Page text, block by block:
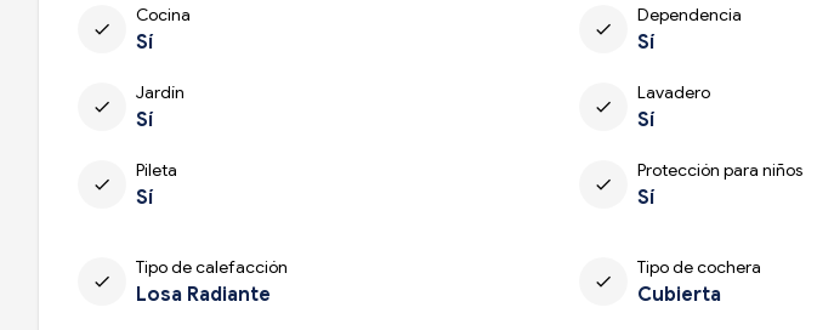
check
Cocina
Sí
check
Dependencia
Sí
check
Jardín
Sí
check
Lavadero
Sí
check
Pileta
Sí
check
Protección para niños
Sí
check
Tipo de calefacción
Losa Radiante
check
Tipo de cochera
Cubierta